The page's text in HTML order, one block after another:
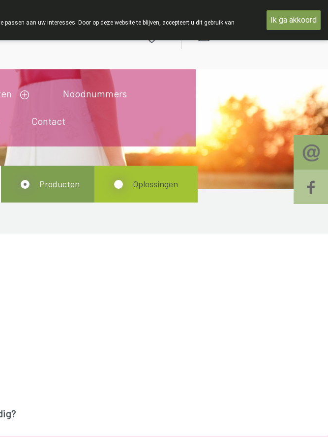
Noodnummers
Contact
Producten Oplossingen
aan uw interesses. Door op deze website te blijven, accepteert u dit gebruik van
Ik ga akkoord